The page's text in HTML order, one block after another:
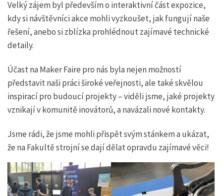
Velký zájem byl především o interaktivní část expozice,
kdy si návštěvníci akce mohli vyzkoušet, jak fungují naše
řešení, anebo si zblízka prohlédnout zajímavé technické
detaily.
Účast na Maker Faire pro nás byla nejen možností
představit naši práci široké veřejnosti, ale také skvělou
inspirací pro budoucí projekty – viděli jsme, jaké projekty
vznikají v komunitě inovátorů, a navázali nové kontakty.
Jsme rádi, že jsme mohli přispět svým stánkem a ukázat,
že na Fakultě strojní se dají dělat opravdu zajímavé věci!